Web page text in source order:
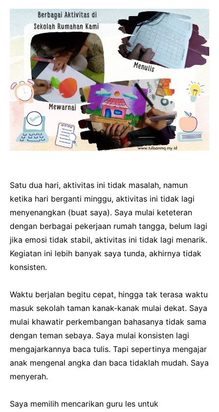
Satu dua hari, aktivitas ini tidak masalah, namun
ketika hari berganti minggu, aktivitas ini tidak lagi
menyenangkan (buat saya). Saya mulai keteteran
dengan berbagai pekerjaan rumah tangga, belum lagi
jika emosi tidak stabil, aktivitas ini tidak lagi menarik.
Kegiatan ini lebih banyak saya tunda, akhirnya tidak
konsisten.
Waktu berjalan begitu cepat, hingga tak terasa waktu
masuk sekolah taman kanak-kanak mulai dekat. Saya
mulai khawatir perkembangan bahasanya tidak sama
dengan teman sebaya. Saya mulai konsisten lagi
mengajarkannya baca tulis. Tapi sepertinya mengajar
anak mengenal angka dan baca tidaklah mudah. Saya
menyerah.
Saya memilih mencarikan guru les untuk